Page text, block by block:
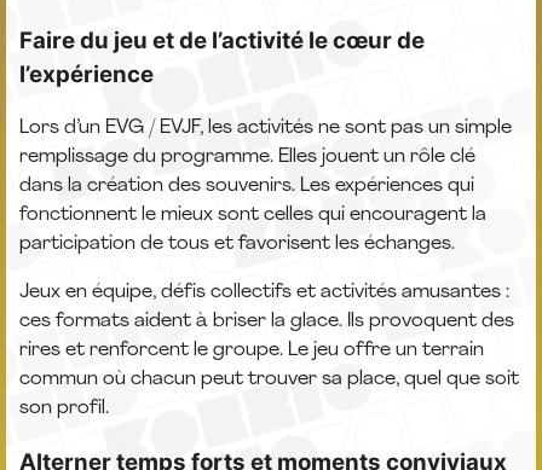
Faire du jeu et de l’activité le cœur de
l’expérience
Lors d’un EVG / EVJF, les activités ne sont pas un simple
remplissage du programme. Elles jouent un rôle clé
dans la création des souvenirs. Les expériences qui
fonctionnent le mieux sont celles qui encouragent la
participation de tous et favorisent les échanges.
Jeux en équipe, défis collectifs et activités amusantes :
ces formats aident à briser la glace. Ils provoquent des
rires et renforcent le groupe. Le jeu offre un terrain
commun où chacun peut trouver sa place, quel que soit
son profil.
Alterner temps forts et moments conviviaux